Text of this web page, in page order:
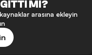
Mİ?
arasına ekleyin